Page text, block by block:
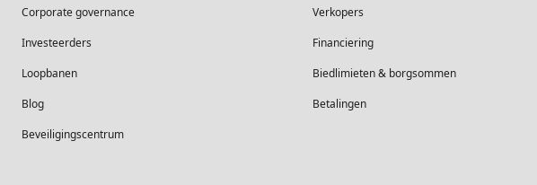
Corporate governance
Investeerders
Loopbanen
Blog
Beveiligingscentrum
Verkopers
Financiering
Biedlimieten & borgsommen
Betalingen